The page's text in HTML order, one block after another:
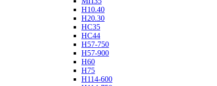
Н10.40
Н20.30
НС35
НС44
Н57-750
Н57-900
Н60
Н75
Н114-600